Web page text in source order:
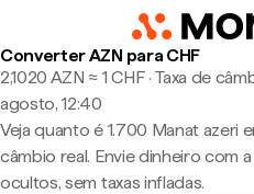
Converter AZN para CHF
2,1020 AZN ≈ 1 CHF · Taxa de
agosto, 12:40
Veja quanto é 1.700 Manat azeri
câmbio real. Envie dinheiro com
ocultos, sem taxas infladas.